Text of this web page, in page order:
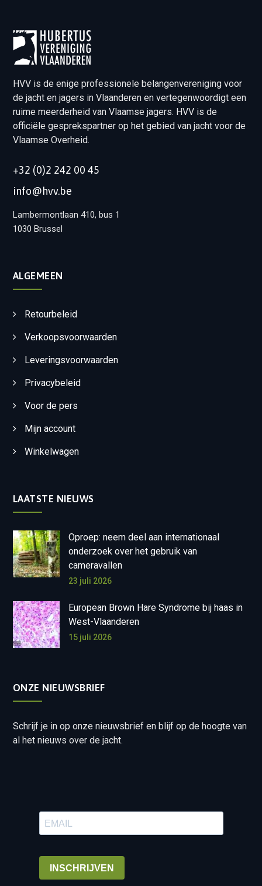
HVV is de enige professionele belangenvereniging voor
de jacht en jagers in Vlaanderen en vertegenwoordigt een
ruime meerderheid van Vlaamse jagers. HVV is de
officiële gesprekspartner op het gebied van jacht voor de
Vlaamse Overheid.
+32 (0)2 242 00 45
info@hvv.be
Lambermontlaan 410, bus 1
1030 Brussel
ALGEMEEN
Retourbeleid
Verkoopsvoorwaarden
Leveringsvoorwaarden
Privacybeleid
Voor de pers
Mijn account
Winkelwagen
LAATSTE NIEUWS
Oproep: neem deel aan internationaal
onderzoek over het gebruik van
cameravallen
23 juli 2026
European Brown Hare Syndrome bij haas in
West-Vlaanderen
15 juli 2026
ONZE NIEUWSBRIEF
Schrijf je in op onze nieuwsbrief en blijf op de hoogte van
al het nieuws over de jacht.